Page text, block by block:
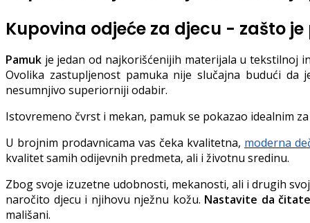
Kupovina odjeće za djecu - zašto
Pamuk je jedan od najkorišćenijih materijala u tekstilnoj
Ovolika zastupljenost pamuka nije slučajna budući
nesumnjivo superiorniji odabir.
Istovremeno čvrst i mekan, pamuk se pokazao idealnim
U brojnim prodavnicama vas čeka kvalitetna, moderna
kvalitet samih odijevnih predmeta, ali i životnu sredinu.
Zbog svoje izuzetne udobnosti, mekanosti, ali i drugih
naročito djecu i njihovu nježnu kožu. Nastavite da
mališani.